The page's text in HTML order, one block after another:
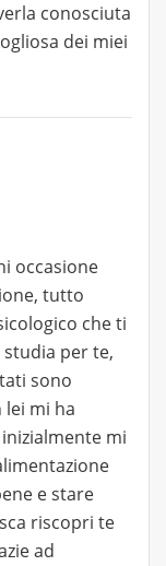
conosciuta
dei miei
occasione
tutto
che ti
per te,
sono
mi ha
mi
e stare
riscopri te
ad